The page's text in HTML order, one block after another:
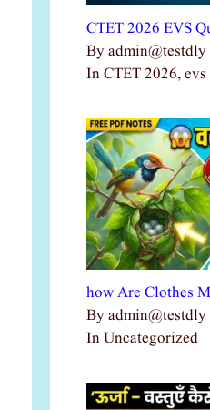
CTET 2026 EVS
By
In CTET 2026, evs
how Are Clothes
By
In Uncategorized